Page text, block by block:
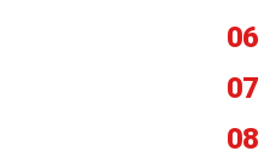
06
07
08